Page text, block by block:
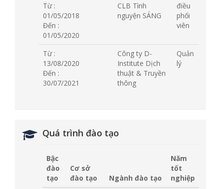
Từ :
01/05/2018
Đến :
01/05/2020
CLB Tình
nguyện SÁNG
điều
phối
viên
Từ :
13/08/2020
Đến :
30/07/2021
Công ty D-
Institute Dịch
thuật & Truyền
thông
Quản
lý
Quá trình đào tạo
Bậc
đào
tạo
Cơ sở
đào tạo
Ngành đào tạo
Năm
tốt
nghiệp